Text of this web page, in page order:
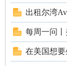
国
出租尔湾
每周一问丨
在美国想